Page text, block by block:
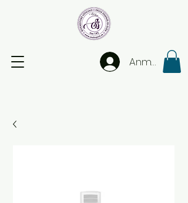
Anmelden